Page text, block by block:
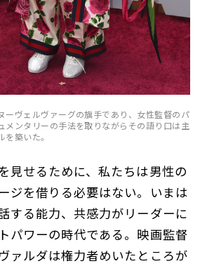
ーヴェルヴァーグの旗手であり、女性監督のパ
メンタリーの手法を取りながらその語り口は主
築いた。
見せるために、私たちは男性の
ジを借りる必要はない。いまは
する能力、共感力がリーダーに
パワーの時代である。映画監督
ァルダは権力者めいたところが